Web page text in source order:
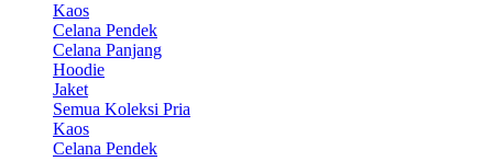
Kaos
Celana Pendek
Celana Panjang
Hoodie
Jaket
Semua Koleksi Pria
Kaos
Celana Pendek